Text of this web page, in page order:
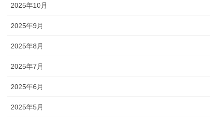
2025年10月
2025年9月
2025年8月
2025年7月
2025年6月
2025年5月